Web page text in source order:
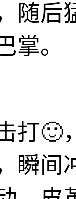
随后
掌。
打🙂
瞬间